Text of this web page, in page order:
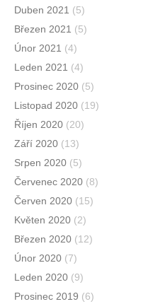
Duben 2021 (5)
Březen 2021 (5)
Únor 2021 (4)
Leden 2021 (4)
Prosinec 2020 (5)
Listopad 2020 (19)
Říjen 2020 (20)
Září 2020 (13)
Srpen 2020 (5)
Červenec 2020 (8)
Červen 2020 (15)
Květen 2020 (2)
Březen 2020 (12)
Únor 2020 (7)
Leden 2020 (9)
Prosinec 2019 (6)